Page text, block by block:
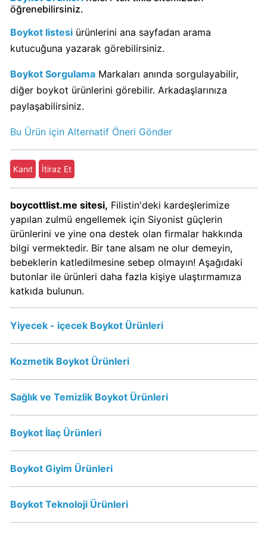
KFC
Kimin
Sahibi
Kim?
KitKat
Boykot
KitKat
Kimin
Sahibi
Kim?
Lay's
Boykot
mu?
Lay's
Kimin
Sahibi
mu?
Nestle
Kimin
Nesquik
boykot
Nesquik
Kimin
öğrenebilirsiniz.
Boykot listesi ürünlerini ana sayfadan arama
kutucuğuna yazarak görebilirsiniz.
Boykot Sorgulama Markaları anında sorgulayabilir,
diğer boykot ürünlerini görebilir. Arkadaşlarınıza
paylaşabilirsiniz.
Bu Ürün için Alternatif Öneri Gönder
Kanıt İtiraz Et
boycottlist.me sitesi, Filistin'deki kardeşlerimize
yapılan zulmü engellemek için Siyonist güçlerin
ürünlerini ve yine ona destek olan firmalar hakkında
bilgi vermektedir. Bir tane alsam ne olur demeyin,
bebeklerin katledilmesine sebep olmayın! Aşağıdaki
butonlar ile ürünleri daha fazla kişiye ulaştırmamıza
katkıda bulunun.
Yiyecek - içecek Boykot Ürünleri
Kozmetik Boykot Ürünleri
Sağlık ve Temizlik Boykot Ürünleri
Boykot İlaç Ürünleri
Boykot Giyim Ürünleri
Boykot Teknoloji Ürünleri